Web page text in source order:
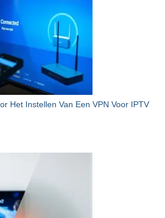
Het Instellen Van Een VPN Voor IPTV